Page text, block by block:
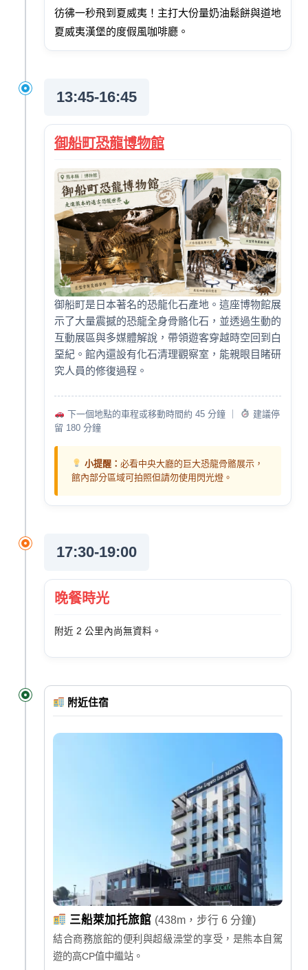
彷彿一秒飛到夏威夷！主打大份量奶油鬆餅與道地
夏威夷漢堡的度假風咖啡廳。
13:45-16:45
御船町恐龍博物館
御船町是日本著名的恐龍化石產地。這座博物館展
示了大量震撼的恐龍全身骨骼化石，並透過生動的
互動展區與多媒體解說，帶領遊客穿越時空回到白
堊紀。館內還設有化石清理觀察室，能親眼目睹研
究人員的修復過程。
下一個地點的車程或移動時間約 45 分鐘 ｜
建議停
留 180 分鐘
小提醒： 必看中央大廳的巨大恐龍骨骼展示，
館內部分區域可拍照但請勿使用閃光燈。
17:30-19:00
晚餐時光
附近 2 公里內尚無資料。
附近住宿
三船萊加托旅館 (438m，步行 6 分鐘)
結合商務旅館的便利與超級澡堂的享受，是熊本自駕
遊的高CP值中繼站。